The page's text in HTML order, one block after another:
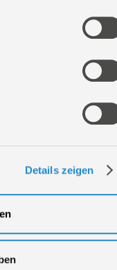
Details zeigen